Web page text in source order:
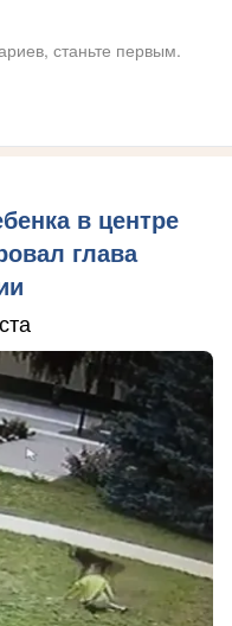
станьте первым.
в центре
глава